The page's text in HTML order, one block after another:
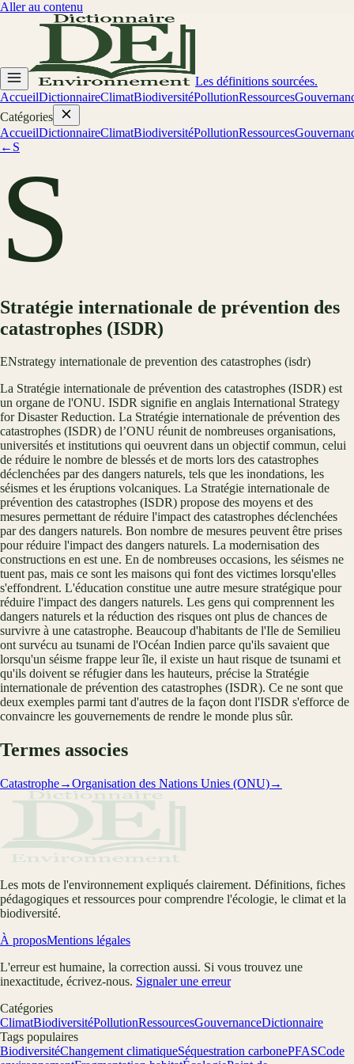
Aller au contenu
Les définitions sourcées.
AccueilDictionnaireClimatBiodiversitéPollutionRessources
Catégories
AccueilDictionnaireClimatBiodiversitéPollutionRessources
← S
S
Stratégie internationale de prévention des
catastrophes (ISDR)
ENstrategy internationale de prevention des catastrophes (isdr)
La Stratégie internationale de prévention des catastrophes (ISDR) est
un organe de l'ONU. ISDR signifie en anglais International Strategy
for Disaster Reduction. La Stratégie internationale de prévention des
catastrophes (ISDR) de l’ONU réunit de nombreuses organisations,
universités et institutions qui oeuvrent dans un objectif commun, celui
de réduire le nombre de blessés et de morts lors des catastrophes
déclenchées par des dangers naturels, tels que les inondations, les
séismes et les éruptions volcaniques. La Stratégie internationale de
prévention des catastrophes (ISDR) propose des moyens et des
mesures permettant de réduire l'impact des catastrophes déclenchées
par des dangers naturels. Bon nombre de mesures peuvent être prises
pour réduire l'impact des dangers naturels. La modernisation des
constructions en est une. En de nombreuses occasions, les séismes ne
tuent pas, mais ce sont les maisons qui font des victimes lorsqu'elles
s'effondrent. L'éducation constitue une autre mesure stratégique pour
réduire l'impact des dangers naturels. Les gens qui comprennent les
dangers naturels et la réduction des risques ont plus de chances de
survivre à une catastrophe. Beaucoup d'habitants de l'Ile de Semilieu
ont survécu au tsunami de l'Océan Indien parce qu'ils savaient que
lorsqu'un séisme frappe leur île, il existe un haut risque de tsunami et
qu'ils doivent se réfugier dans les hauteurs, précise la Stratégie
internationale de prévention des catastrophes (ISDR). Ce ne sont que
deux exemples parmi tant d'autres de la façon dont l'ISDR s'efforce de
convaincre les gouvernements de rendre le monde plus sûr.
Termes associes
Catastrophe→Organisation des Nations Unies (ONU)→
Les mots de l'environnement expliqués clairement. Définitions, fiches
pédagogiques et ressources pour comprendre l'écologie, le climat et la
biodiversité.
À proposMentions légales
L'erreur est humaine, la correction aussi. Si vous trouvez une
inexactitude, écrivez-nous. Signaler une erreur
Catégories
ClimatBiodiversitéPollutionRessourcesGouvernanceDictionnaire
Tags populaires
BiodiversitéChangement climatiqueSéquestration carbonePFASCode